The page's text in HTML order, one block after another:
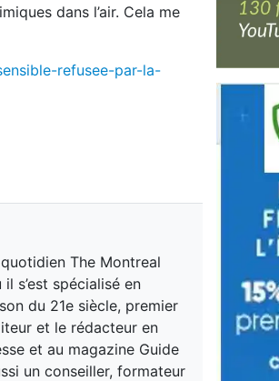
dans l’air. Cela me
refusee-par-la-
The Montreal
s’est spécialisé en
du 21e siècle, premier
et le rédacteur en
et au magazine Guide
un conseiller, formateur